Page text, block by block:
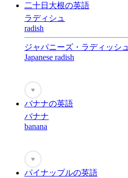
二十日大根の英語
ラディシュ
radish
ジャパニーズ・ラディッシュ
Japanese radish
♥
バナナの英語
バナナ
banana
♥
パイナップルの英語